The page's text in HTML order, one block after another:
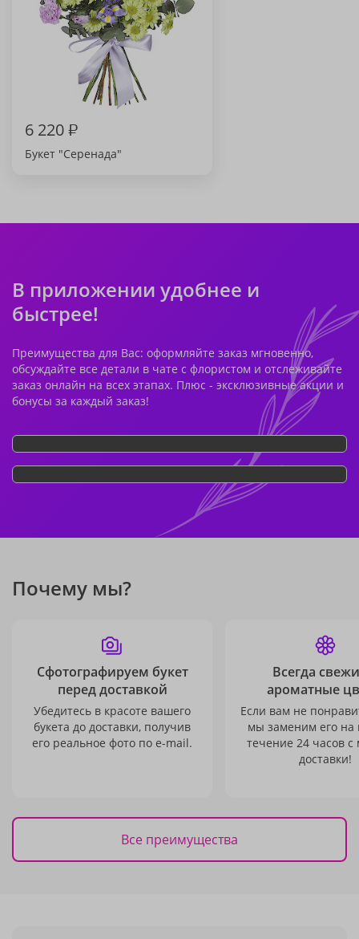
6 220₽
Букет "Серенада"
В приложении удобнее и
быстрее!
Преимущества для Вас: оформляйте заказ мгновенно,
обсуждайте все детали в чате с флористом и отслеживайте
заказ онлайн на всех этапах. Плюс - эксклюзивные акции и
бонусы за каждый заказ!
Почему мы?
Сфотографируем букет
перед доставкой
Убедитесь в красоте вашего
букета до доставки, получив
его реальное фото по e-mail.
Всегда
ароматные
Если вам не
мы заменим его на
течение 24 часов с
доставки!
Все преимущества